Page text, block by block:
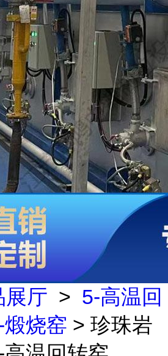
展厅 > 5-高温回
烧窑 > 珍珠岩